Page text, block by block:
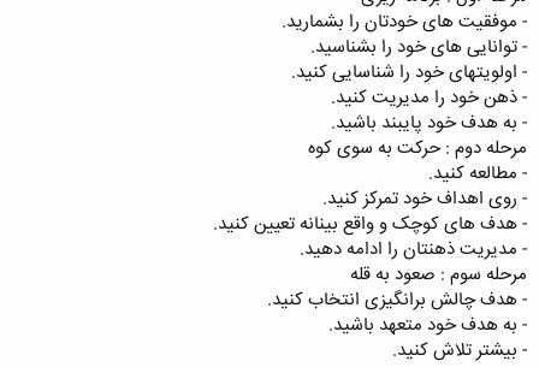
م
و
ض
و
ع
- موفقیت های خودتان را بشمارید.
- توانایی های خود را بشناسید.
- اولویتهای خود را شناسایی کنید.
- ذهن خود را مدیریت کنید.
- به هدف خود پایبند باشید.
مرحله دوم : حرکت به سوی کوه
- مطالعه کنید.
- روی اهداف خود تمرکز کنید.
- هدف های کوچک و واقع بینانه تعیین کنید.
- مدیریت ذهنتان را ادامه دهید.
مرحله سوم : صعود به قله
- هدف چالش برانگیزی انتخاب کنید.
- به هدف خود متعهد باشید.
- بیشتر تلاش کنید.